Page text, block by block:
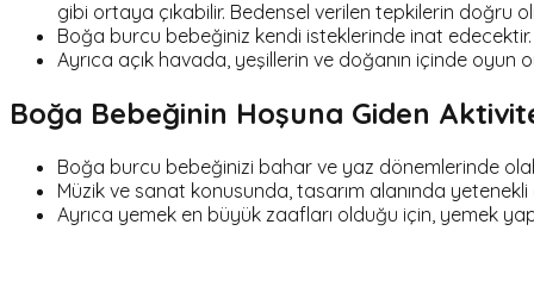
gibi ortaya çıkabilir. Bedensel verilen tepkilerin doğru
Boğa burcu bebeğiniz kendi isteklerinde inat
Ayrıca açık havada, yeşillerin ve doğanın içinde oyun
Boğa Bebeğinin Hoşuna Giden
Boğa burcu bebeğinizi bahar ve yaz dönemlerinde
Müzik ve sanat konusunda, tasarım alanında
Ayrıca yemek en büyük zaafları olduğu için, yemek